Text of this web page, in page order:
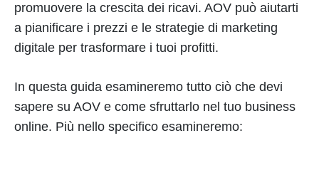
promuovere la crescita dei ricavi. AOV può aiutarti
a pianificare i prezzi e le strategie di marketing
digitale per trasformare i tuoi profitti.
In questa guida esamineremo tutto ciò che devi
sapere su AOV e come sfruttarlo nel tuo business
online. Più nello specifico esamineremo: